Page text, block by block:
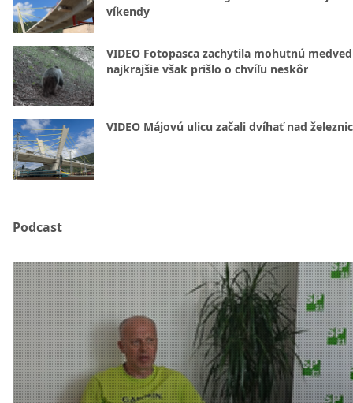
víkendy
VIDEO Fotopasca zachytila mohutnú
najkrajšie však prišlo o chvíľu neskôr
VIDEO Májovú ulicu začali dvíhať nad
Podcast